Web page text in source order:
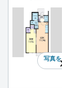
写真を